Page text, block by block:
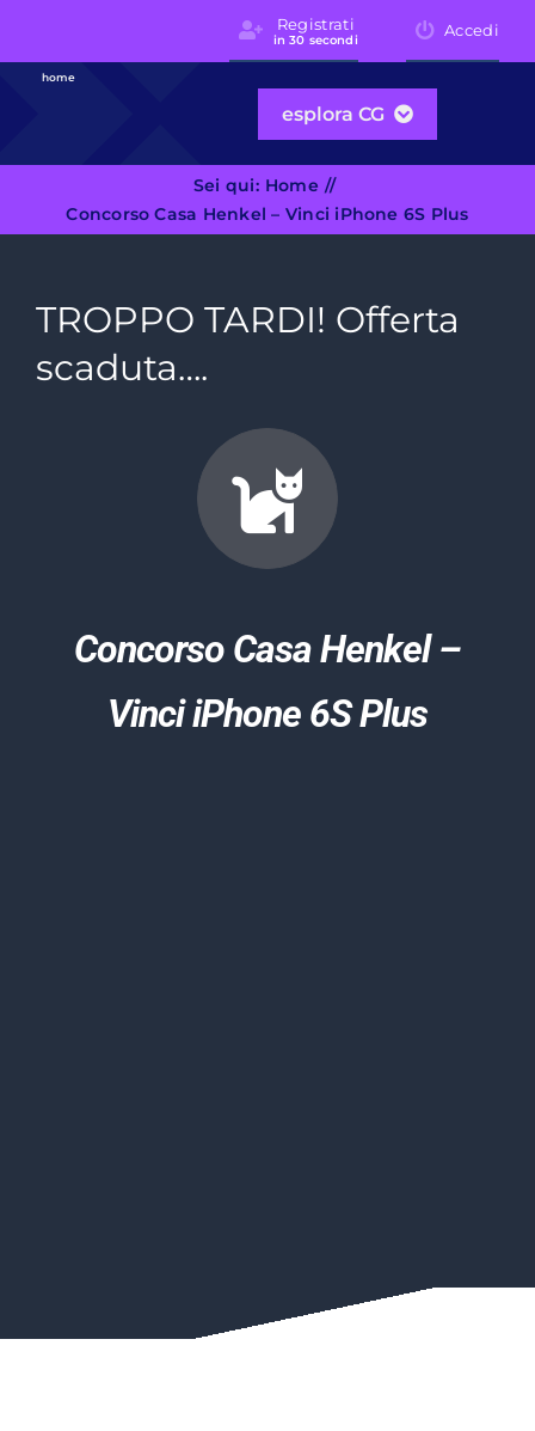
content
Registrati
in 30 secondi
Accedi
esplora CG
home
Sei qui: Home
Concorso Casa Henkel – Vinci iPhone 6S Plus
TROPPO TARDI! Offerta
scaduta….
Concorso Casa Henkel –
Vinci iPhone 6S Plus